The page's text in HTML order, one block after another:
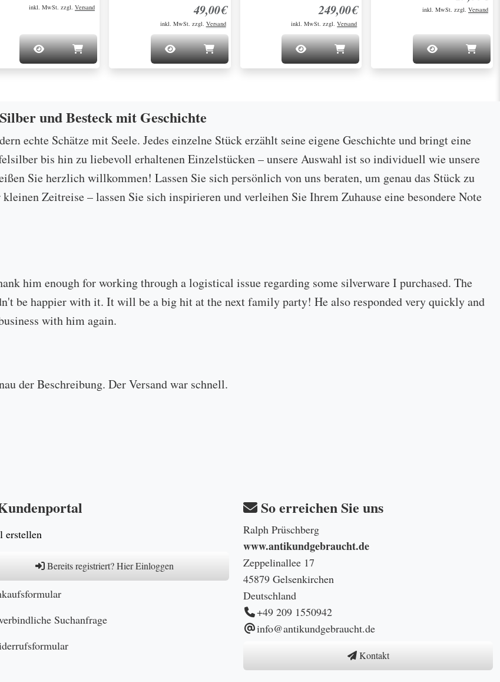
inkl. MwSt. zzgl. Versand 49,00€
inkl. MwSt. zzgl. Versand
249,00€
inkl. MwSt. zzgl.Versand
inkl. MwSt. zzgl. Versand
und Besteck mit Geschichte
echte Schätze mit Seele. Jedes einzelne Stück erzählt seine eigene Geschichte und bringt eine
bis hin zu liebevoll erhaltenen Einzelstücken – unsere Auswahl ist so individuell wie unsere
Sie herzlich willkommen! Lassen Sie sich persönlich von uns beraten, um genau das Stück zu
Zeitreise – lassen Sie sich inspirieren und verleihen Sie Ihrem Zuhause eine besondere Note
him enough for working through a logistical issue regarding some silverware I purchased. The
be happier with it. It will be a big hit at the next family party! He also responded very quickly and
with him again.
der Beschreibung. Der Versand war schnell.
erstellen
Bereits registriert? Hier Einloggen
Suchanfrage
So erreichen Sie uns
Ralph Prüschberg
www.antikundgebraucht.de
Zeppelinallee 17
45879 Gelsenkirchen
Deutschland
+49 209 1550942
info@antikundgebraucht.de
Kontakt